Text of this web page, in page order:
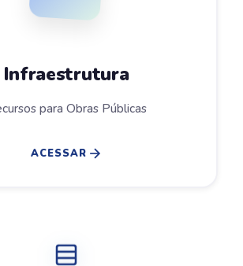
Infraestrutura
para Obras Públicas
ACESSAR